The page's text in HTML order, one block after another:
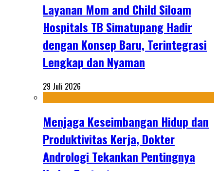
Layanan Mom and Child Siloam
Hospitals TB Simatupang Hadir
dengan Konsep Baru, Terintegrasi
Lengkap dan Nyaman
29 Juli 2026
Menjaga Keseimbangan Hidup dan
Produktivitas Kerja, Dokter
Andrologi Tekankan Pentingnya